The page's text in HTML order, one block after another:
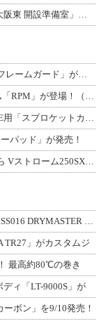
パッド」が発売！
TR27」がカスタムジ
最高約80℃の巻き
ィ「LT-9000S」が
ボン」を9/10発売！